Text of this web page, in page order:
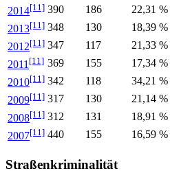
2014[11] 390 186
22,31 %
2013[11] 348 130
18,39 %
2012[11] 347 117
21,33 %
2011[11] 369 155
17,34 %
2010[11] 342 118
34,21 %
2009[11] 317 130
21,14 %
2008[11] 312 131
18,91 %
2007[11] 440 155 16,59 %
Straßenkriminalität